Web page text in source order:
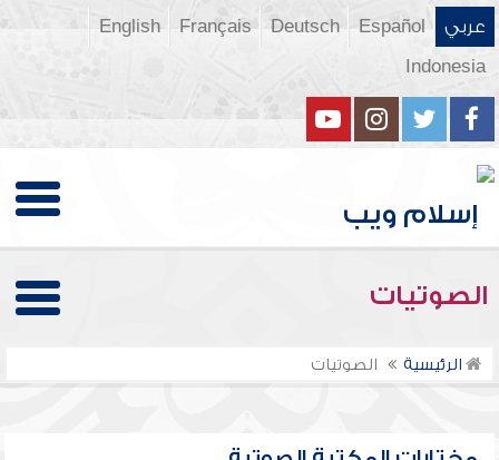
عربي Español
Deutsch
Français
English
Indonesia
الصوتيات
الرئيسية الصوتيات